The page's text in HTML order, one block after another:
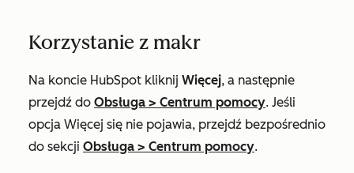
Korzystanie z makr
Na koncie HubSpot kliknij Więcej, a następnie
przejdź do Obsługa > Centrum pomocy. Jeśli
opcja Więcej się nie pojawia, przejdź bezpośrednio
do sekcji Obsługa > Centrum pomocy.